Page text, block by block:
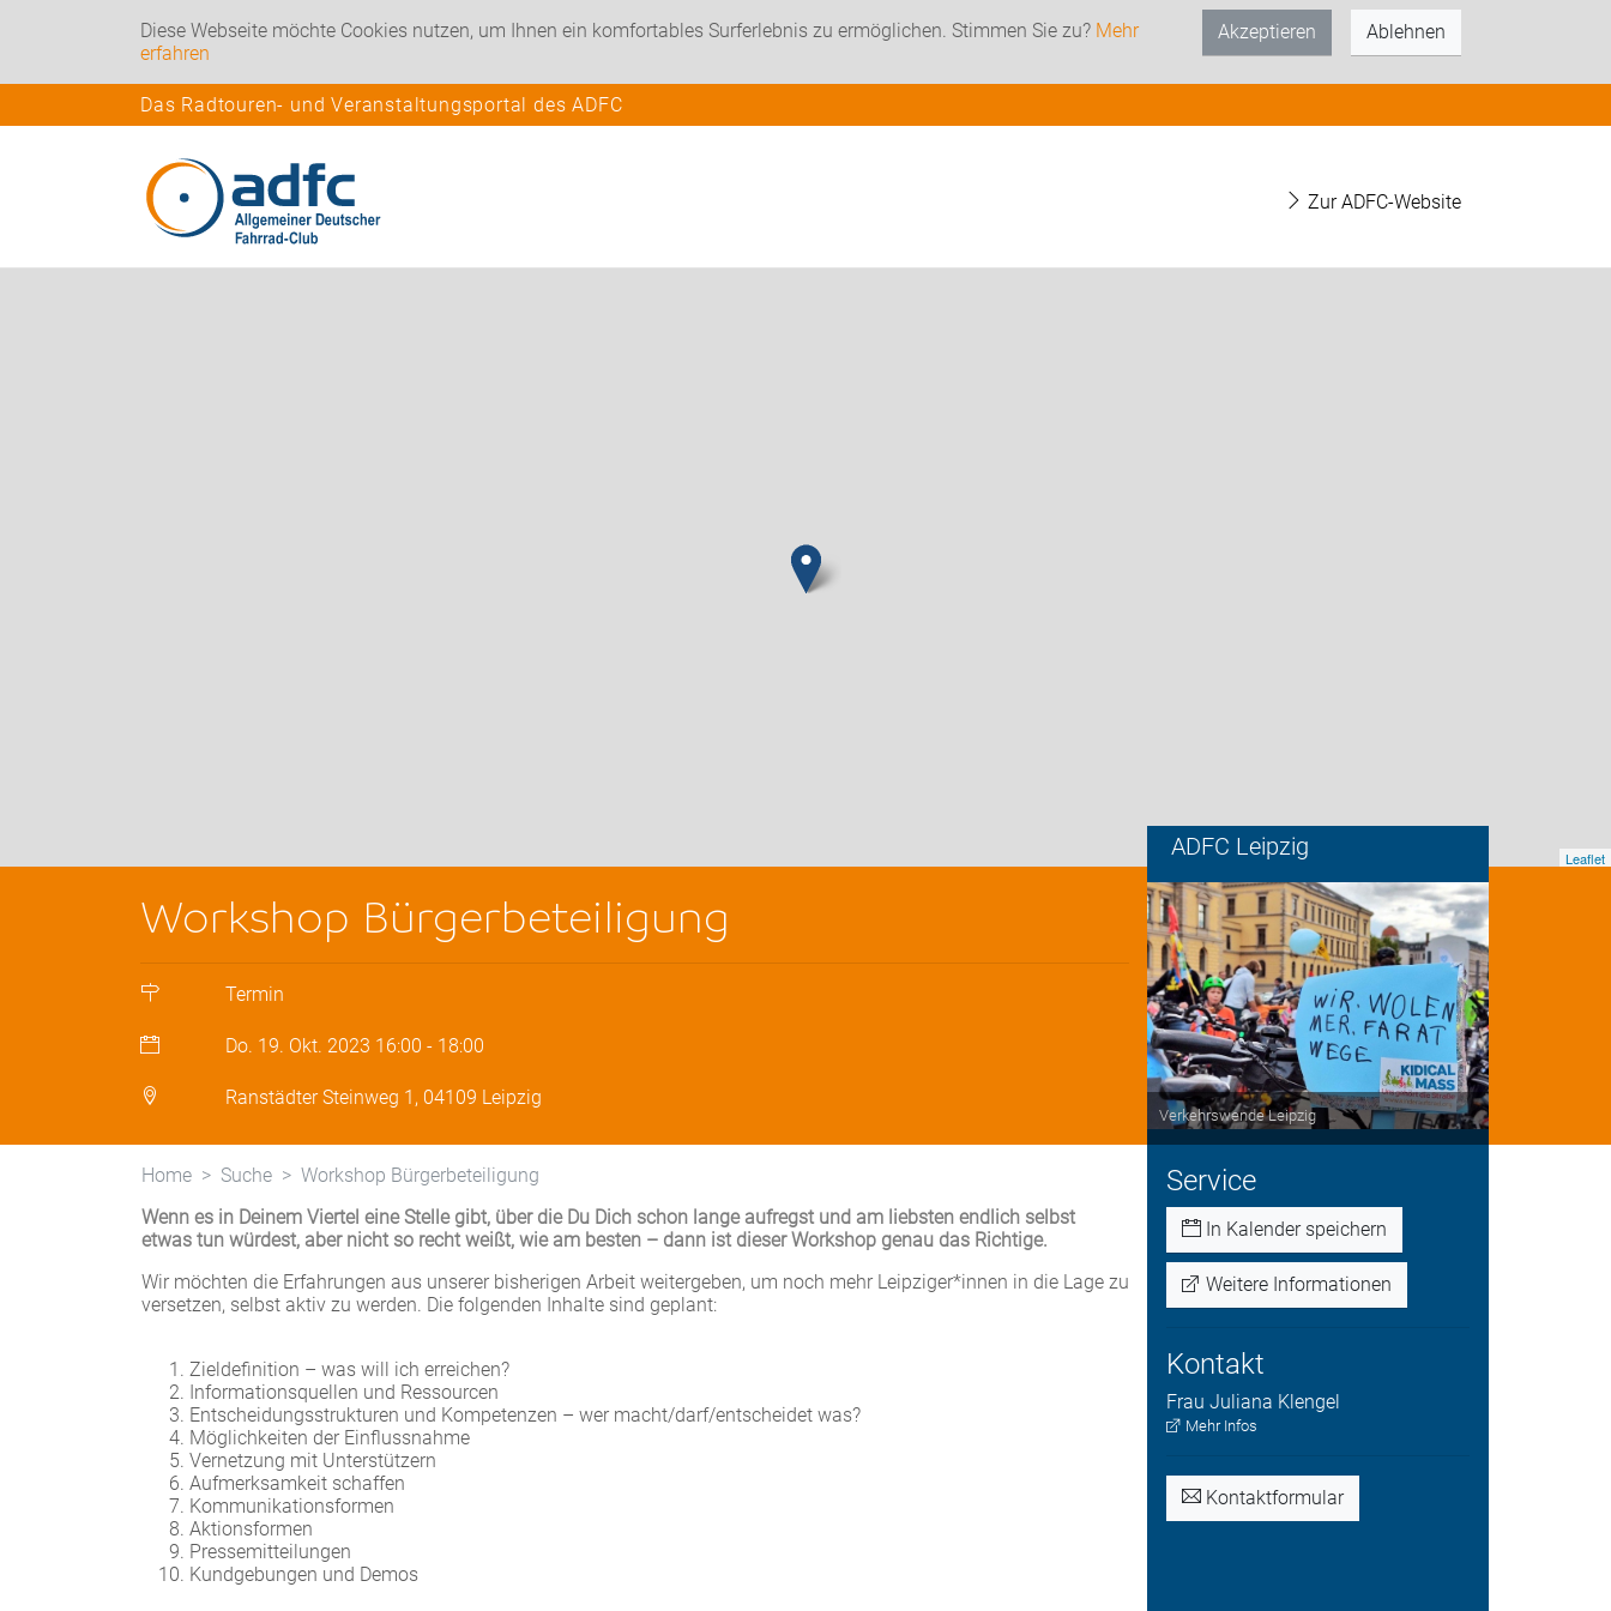
Diese Webseite möchte Cookies nutzen, um Ihnen ein komfortables Surferlebnis zu ermöglichen. Stimmen Sie zu? Mehr
erfahren
Akzeptieren Ablehnen
Das Radtouren- und Veranstaltungsportal des ADFC
Zur ADFC-Website
Leaflet
ADFC Leipzig
Workshop Bürgerbeteiligung
Termin
Do. 19. Okt. 2023 16:00 - 18:00
Ranstädter Steinweg 1, 04109 Leipzig
Verkehrswende Leipzig
Service
In Kalender speichern
Weitere Informationen
Kontakt
Frau Juliana Klengel
Mehr Infos
Kontaktformular
Home Suche
Workshop Bürgerbeteiligung
Wenn es in Deinem Viertel eine Stelle gibt, über die Du Dich schon lange aufregst und am liebsten endlich selbst
etwas tun würdest, aber nicht so recht weißt, wie am besten – dann ist dieser Workshop genau das Richtige.
Wir möchten die Erfahrungen aus unserer bisherigen Arbeit weitergeben, um noch mehr Leipziger*innen in die Lage zu
versetzen, selbst aktiv zu werden. Die folgenden Inhalte sind geplant:
Zieldefinition – was will ich erreichen?
Informationsquellen und Ressourcen
Entscheidungsstrukturen und Kompetenzen – wer macht/darf/entscheidet was?
Möglichkeiten der Einflussnahme
Vernetzung mit Unterstützern
Aufmerksamkeit schaffen
Kommunikationsformen
Aktionsformen
Pressemitteilungen
Kundgebungen und Demos